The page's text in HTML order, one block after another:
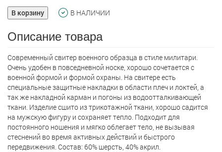
В корзину В НАЛИЧИИ
Описание товара
Современный свитер военного образца в стиле милитари.
Очень удобен в повседневной носке, хорошо сочетается с
военной формой и формой охраны. На свитере есть
специальные защитные накладки в области плеч и локтей, а
так же накладной карман и погоны из водоотталкивающей
ткани. Изделие сшито из трикотажной ткани, хорошо садится
на мужскую фигуру и сохраняет тепло. Подходит для
постоянного ношения и мягко облегает тело, не вызывая
стеснений во время активных действий и быстрого
передвижения. Состав: 60% шерсть, 40% акрил.